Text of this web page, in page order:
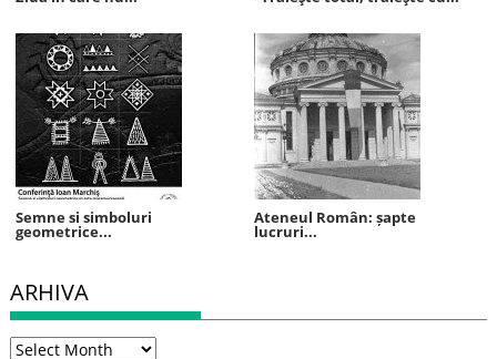
Semne si simboluri
geometrice...
Ateneul Român: șapte
lucruri...
ARHIVA
Arhiva